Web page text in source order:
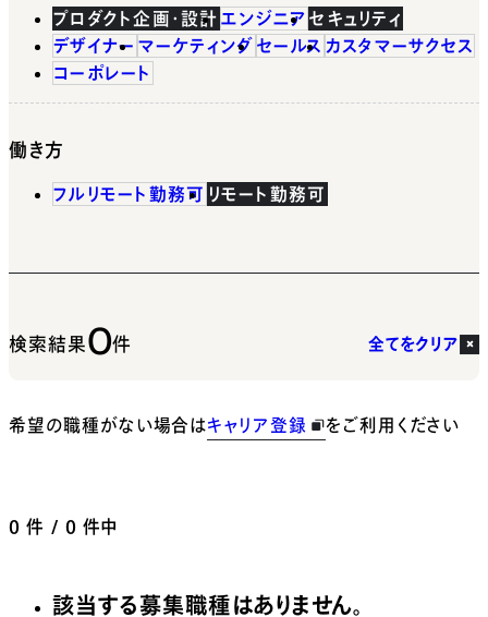
プロダクト企画・設計 エンジニア セキュリティ
デザイナー マーケティング セールス カスタマーサクセス
コーポレート
働き方
フルリモート勤務可 リモート勤務可
検索結果0件 全てをクリア
希望の職種がない場合はキャリア登録 をご利用ください
0 件 / 0 件中
該当する募集職種はありません。